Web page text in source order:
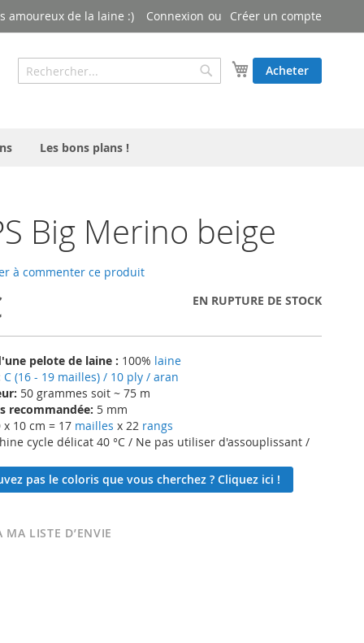
amoureux de la laine :) Connexion Créer un compte
Mon panier
Acheter
Rechercher
Rechercher
Les bons plans !
Big Merino beige
à commenter ce produit
EN RUPTURE DE STOCK
pelote de laine : 100% laine
C (16 - 19 mailles) / 10 ply / aran
50 grammes soit ~ 75 m
recommandée: 5 mm
10 cm = 17 mailles x 22 rangs
cycle délicat 40 °C / Ne pas utiliser d'assouplissant /
pas le coloris que vous cherchez ? Cliquez ici !
MA LISTE D’ENVIE